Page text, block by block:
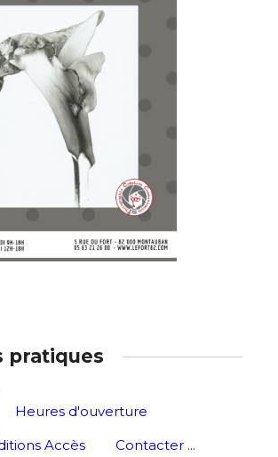
termes et conditions
pratiques
Heures d'ouverture
Accès
Contacter ...